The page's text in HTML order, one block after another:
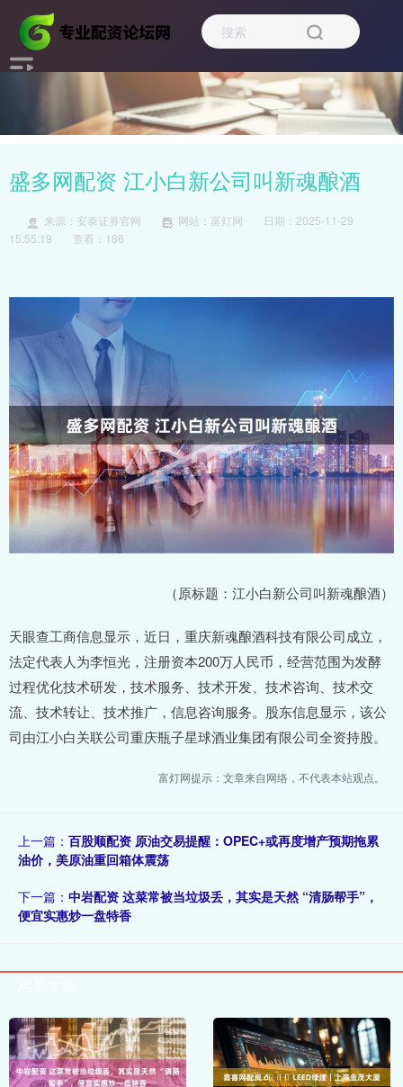
盛多网配资 江小白新公司叫新魂酿酒
来源：安泰证券官网 网站：富灯网
日期：2025-11-29
15:55:19
查看：186
（原标题：江小白新公司叫新魂酿酒）
天眼查工商信息显示，近日，重庆新魂酿酒科技有限公司成立，
法定代表人为李恒光，注册资本200万人民币，经营范围为发酵
过程优化技术研发，技术服务、技术开发、技术咨询、技术交
流、技术转让、技术推广，信息咨询服务。股东信息显示，该公
司由江小白关联公司重庆瓶子星球酒业集团有限公司全资持股。
富灯网提示：文章来自网络，不代表本站观点。
上一篇： 百股顺配资 原油交易提醒：OPEC+或再度增产预期拖累
油价，美原油重回箱体震荡
下一篇： 中岩配资 这菜常被当垃圾丢，其实是天然 “清肠帮手”，
便宜实惠炒一盘特香